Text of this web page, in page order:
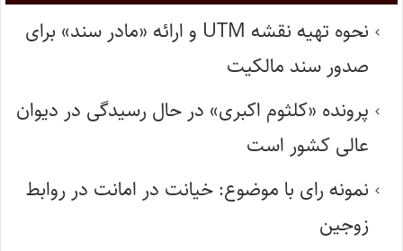
نحوه تهیه نقشه UTM و ارائه «مادر سند» برای
صدور سند مالکیت
پرونده «کلثوم اکبری» در حال رسیدگی در دیوان
عالی کشور است
نمونه رای با موضوع: خیانت در امانت در روابط
زوجین